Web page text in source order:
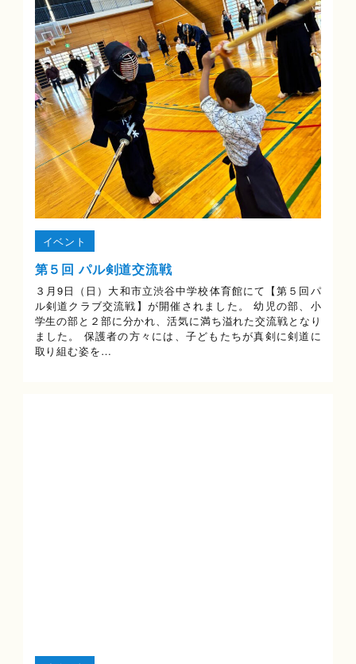
イベント
第５回 パル剣道交流戦
３月9日（日）大和市立渋谷中学校体育館にて【第５回パ
ル剣道クラブ交流戦】が開催されました。 幼児の部、小
学生の部と２部に分かれ、活気に満ち溢れた交流戦となり
ました。 保護者の方々には、子どもたちが真剣に剣道に
取り組む姿を…